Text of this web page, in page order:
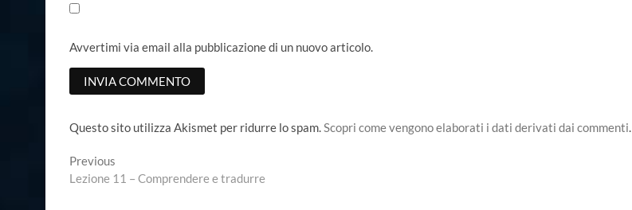
Avvertimi via email alla pubblicazione di un nuovo articolo.
Questo sito utilizza Akismet per ridurre lo spam.Scopri come vengono elaborati i dati derivati dai commenti.
Navigazione
articoli
Previous
post:
Lezione 11 – Comprendere e tradurre